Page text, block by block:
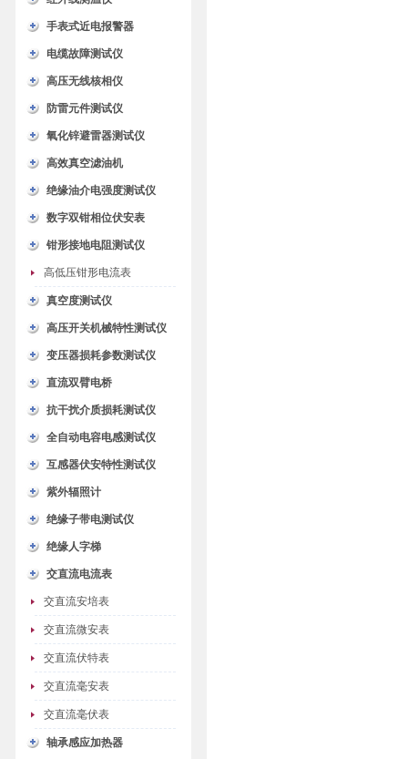
手表式近电报警器
电缆故障测试仪
高压无线核相仪
防雷元件测试仪
氧化锌避雷器测试仪
高效真空滤油机
绝缘油介电强度测试仪
数字双钳相位伏安表
钳形接地电阻测试仪
高低压钳形电流表
真空度测试仪
高压开关机械特性测试仪
变压器损耗参数测试仪
直流双臂电桥
抗干扰介质损耗测试仪
全自动电容电感测试仪
互感器伏安特性测试仪
紫外辐照计
绝缘子带电测试仪
绝缘人字梯
交直流电流表
交直流安培表
交直流微安表
交直流伏特表
交直流毫安表
交直流毫伏表
轴承感应加热器